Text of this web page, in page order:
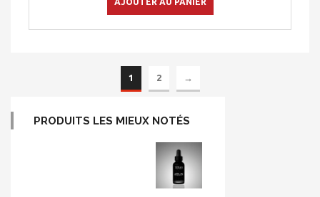
1 2 →
PRODUITS LES MIEUX NOTÉS